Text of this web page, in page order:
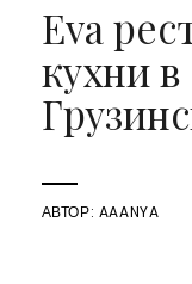
Eva
кухни
АВТОР: AAANYA